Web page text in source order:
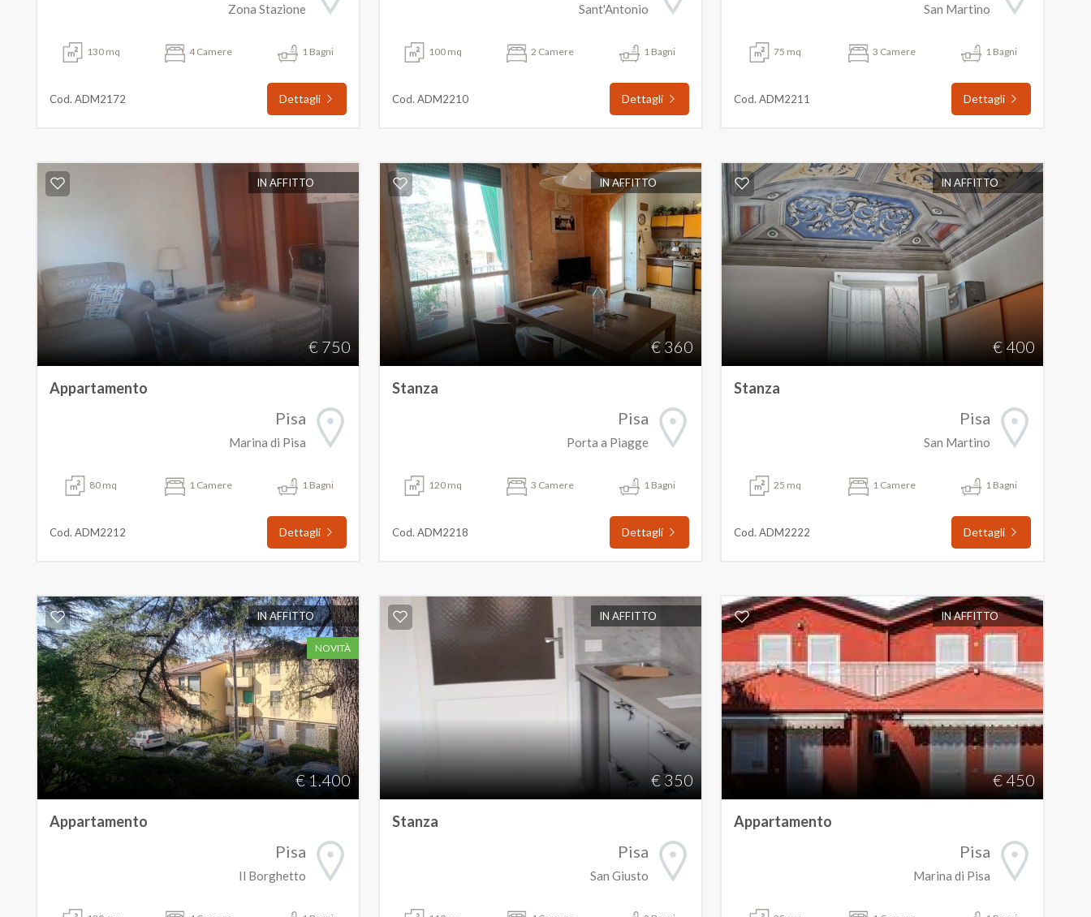
Zona Stazione
130 mq 4 Camere 1 Bagni
Cod. ADM2172 Dettagli
Sant'Antonio
100 mq 2 Camere 1 Bagni
Cod. ADM2210 Dettagli
San Martino
75 mq 3 Camere 1 Bagni
Cod. ADM2211 Dettagli
IN AFFITTO
€ 750
Appartamento
Pisa
Marina di Pisa
80 mq 1 Camere 1 Bagni
Cod. ADM2212 Dettagli
IN AFFITTO
€ 360
Stanza
Pisa
Porta a Piagge
120 mq 3 Camere 1 Bagni
Cod. ADM2218 Dettagli
IN AFFITTO
€ 400
Stanza
Pisa
San Martino
25 mq 1 Camere 1 Bagni
Cod. ADM2222 Dettagli
IN AFFITTO
NOVITÀ
€ 1.400
Appartamento
Pisa
Il Borghetto
IN AFFITTO
€ 350
Stanza
Pisa
San Giusto
IN AFFITTO
€ 450
Appartamento
Pisa
Marina di Pisa